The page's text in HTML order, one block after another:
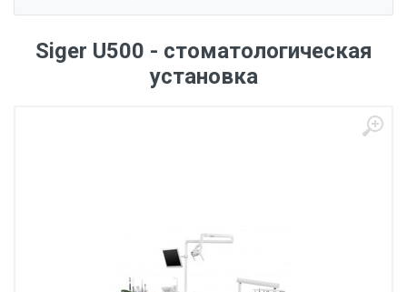
Siger U500 - стоматологическая
установка